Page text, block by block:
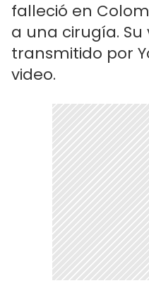
falleció en
a una cirugía.
transmitido por
video.